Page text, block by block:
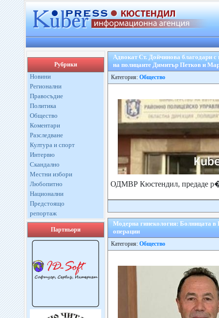
Рубрики
Новини
Регионални
Правосъдие
Политика
Общество
Коментари
Разследване
Култура и спорт
Интервю
Скандално
Местни избори
Любопитно
Национални
Предстоящо
репортаж
Партньори
Адвокат Ст. Дойчинова благодари
на полицаите Димитър Петков и
Категория: Общество
ОДМВР Кюстендил, предаде
Модерна гинекология: Болницата
операции
Категория: Общество